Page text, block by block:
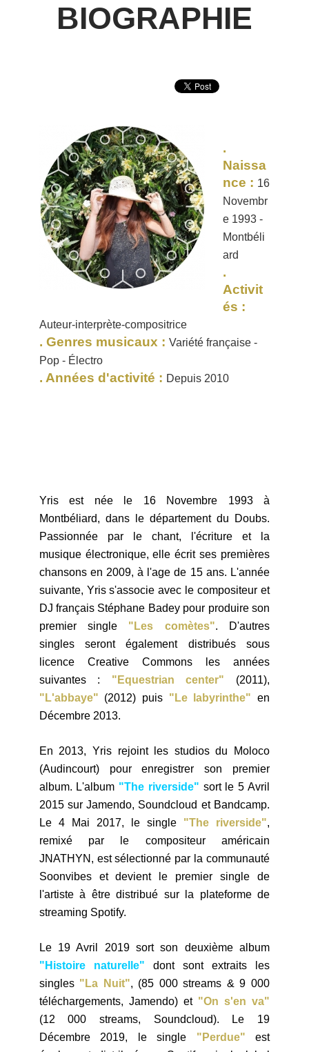
BIOGRAPHIE
.
Naissa
nce : 16
Novembr
e 1993 -
Montbéli
ard
.
Activit
és :
Auteur-interprète-compositrice
. Genres musicaux : Variété française -
Pop - Électro
. Années d'activité : Depuis 2010
Yris est née le 16 Novembre 1993 à
Montbéliard, dans le département du Doubs.
Passionnée par le chant, l'écriture et la
musique électronique, elle écrit ses premières
chansons en 2009, à l'age de 15 ans. L'année
suivante, Yris s'associe avec le compositeur et
DJ français Stéphane Badey pour produire son
premier single "Les comètes". D'autres
singles seront également distribués sous
licence Creative Commons les années
suivantes :
"Equestrian center"
(2011),
"L'abbaye" (2012) puis "Le labyrinthe" en
Décembre 2013.
En 2013, Yris rejoint les studios du Moloco
(Audincourt) pour enregistrer son premier
album. L'album "The riverside" sort le 5 Avril
2015 sur Jamendo, Soundcloud et Bandcamp.
Le 4 Mai 2017, le single "The riverside",
remixé par le compositeur américain
JNATHYN, est sélectionné par la communauté
Soonvibes et devient le premier single de
l'artiste à être distribué sur la plateforme de
streaming Spotify.
Le 19 Avril 2019 sort son deuxième album
"Histoire naturelle" dont sont extraits les
singles "La Nuit", (85 000 streams & 9 000
téléchargements, Jamendo) et "On s'en va"
(12 000 streams, Soundcloud). Le 19
Décembre 2019, le single "Perdue" est